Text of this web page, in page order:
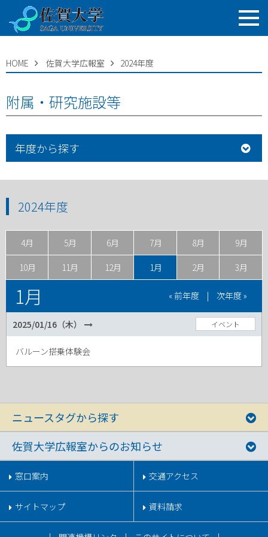
HOME 佐賀大学広報室 2024年度
附属・研究施設等
年度から探す
2024年度
4月 5月 6月 7月 8月 9月
10月 11月 12月 1月 2月 3月
1月 « 前年度 | 次年度 »
2025/01/16（木）
バルーン搭乗体験会
イベント
ニュースタグから探す
佐賀大学広報室からのお知らせ
窓口案内 交通アクセス
サイトマップ 資料請求